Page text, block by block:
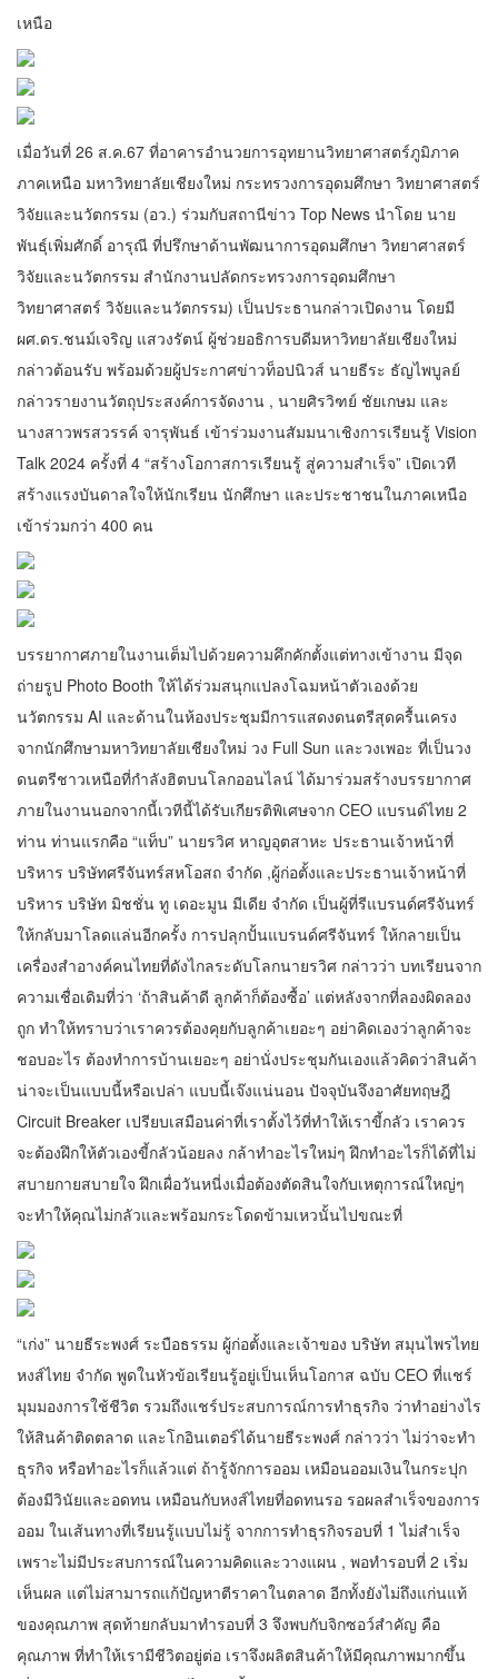
เหนือ
เมื่อวันที่ 26 ส.ค.67 ที่อาคารอำนวยการอุทยานวิทยาศาสตร์ภูมิภาค
ภาคเหนือ มหาวิทยาลัยเชียงใหม่ กระทรวงการอุดมศึกษา วิทยาศาสตร์
วิจัยและนวัตกรรม (อว.) ร่วมกับสถานีข่าว Top News นำโดย นาย
พันธุ์เพิ่มศักดิ์ อารุณี ที่ปรึกษาด้านพัฒนาการอุดมศึกษา วิทยาศาสตร์
วิจัยและนวัตกรรม สำนักงานปลัดกระทรวงการอุดมศึกษา
วิทยาศาสตร์ วิจัยและนวัตกรรม) เป็นประธานกล่าวเปิดงาน โดยมี
ผศ.ดร.ชนม์เจริญ แสวงรัตน์ ผู้ช่วยอธิการบดีมหาวิทยาลัยเชียงใหม่
กล่าวต้อนรับ พร้อมด้วยผู้ประกาศข่าวท็อปนิวส์ นายธีระ ธัญไพบูลย์
กล่าวรายงานวัตถุประสงค์การจัดงาน , นายศิรวิฑย์ ชัยเกษม และ
นางสาวพรสวรรค์ จารุพันธ์ เข้าร่วมงานสัมมนาเชิงการเรียนรู้ Vision
Talk 2024 ครั้งที่ 4 “สร้างโอกาสการเรียนรู้ สู่ความสำเร็จ” เปิดเวที
สร้างแรงบันดาลใจให้นักเรียน นักศึกษา และประชาชนในภาคเหนือ
เข้าร่วมกว่า 400 คน
บรรยากาศภายในงานเต็มไปด้วยความคึกคักตั้งแต่ทางเข้างาน มีจุด
ถ่ายรูป Photo Booth ให้ได้ร่วมสนุกแปลงโฉมหน้าตัวเองด้วย
นวัตกรรม AI และด้านในห้องประชุมมีการแสดงดนตรีสุดครื้นเครง
จากนักศึกษามหาวิทยาลัยเชียงใหม่ วง Full Sun และวงเพอะ ที่เป็นวง
ดนตรีชาวเหนือที่กำลังฮิตบนโลกออนไลน์ ได้มาร่วมสร้างบรรยากาศ
ภายในงานนอกจากนี้เวทีนี้ได้รับเกียรติพิเศษจาก CEO แบรนด์ไทย 2
ท่าน ท่านแรกคือ “แท็บ” นายรวิศ หาญอุตสาหะ ประธานเจ้าหน้าที่
บริหาร บริษัทศรีจันทร์สหโอสถ จำกัด ,ผู้ก่อตั้งและประธานเจ้าหน้าที่
บริหาร บริษัท มิชชั่น ทู เดอะมูน มีเดีย จำกัด เป็นผู้ที่รีแบรนด์ศรีจันทร์
ให้กลับมาโลดแล่นอีกครั้ง การปลุกปั้นแบรนด์ศรีจันทร์ ให้กลายเป็น
เครื่องสำอางค์คนไทยที่ดังไกลระดับโลกนายรวิศ กล่าวว่า บทเรียนจาก
ความเชื่อเดิมที่ว่า ‘ถ้าสินค้าดี ลูกค้าก็ต้องซื้อ’ แต่หลังจากที่ลองผิดลอง
ถูก ทำให้ทราบว่าเราควรต้องคุยกับลูกค้าเยอะๆ อย่าคิดเองว่าลูกค้าจะ
ชอบอะไร ต้องทำการบ้านเยอะๆ อย่านั่งประชุมกันเองแล้วคิดว่าสินค้า
น่าจะเป็นแบบนี้หรือเปล่า แบบนี้เจ๊งแน่นอน ปัจจุบันจึงอาศัยทฤษฎี
Circuit Breaker เปรียบเสมือนค่าที่เราตั้งไว้ที่ทำให้เราขี้กลัว เราควร
จะต้องฝึกให้ตัวเองขี้กลัวน้อยลง กล้าทำอะไรใหม่ๆ ฝึกทำอะไรก็ได้ที่ไม่
สบายกายสบายใจ ฝึกเผื่อวันหนี่งเมื่อต้องตัดสินใจกับเหตุการณ์ใหญ่ๆ
จะทำให้คุณไม่กลัวและพร้อมกระโดดข้ามเหวนั้นไปขณะที่
“เก่ง” นายธีระพงศ์ ระบือธรรม ผู้ก่อตั้งและเจ้าของ บริษัท สมุนไพรไทย
หงส์ไทย จำกัด พูดในหัวข้อเรียนรู้อยู่เป็นเห็นโอกาส ฉบับ CEO ที่แชร์
มุมมองการใช้ชีวิต รวมถึงแชร์ประสบการณ์การทำธุรกิจ ว่าทำอย่างไร
ให้สินค้าติดตลาด และโกอินเตอร์ได้นายธีระพงศ์ กล่าวว่า ไม่ว่าจะทำ
ธุรกิจ หรือทำอะไรก็แล้วแต่ ถ้ารู้จักการออม เหมือนออมเงินในกระปุก
ต้องมีวินัยและอดทน เหมือนกับหงส์ไทยที่อดทนรอ รอผลสำเร็จของการ
ออม ในเส้นทางที่เรียนรู้แบบไม่รู้ จากการทำธุรกิจรอบที่ 1 ไม่สำเร็จ
เพราะไม่มีประสบการณ์ในความคิดและวางแผน , พอทำรอบที่ 2 เริ่ม
เห็นผล แต่ไม่สามารถแก้ปัญหาตีราคาในตลาด อีกทั้งยังไม่ถึงแก่นแท้
ของคุณภาพ สุดท้ายกลับมาทำรอบที่ 3 จึงพบกับจิกซอว์สำคัญ คือ
คุณภาพ ที่ทำให้เรามีชีวิตอยู่ต่อ เราจึงผลิตสินค้าให้มีคุณภาพมากขึ้น